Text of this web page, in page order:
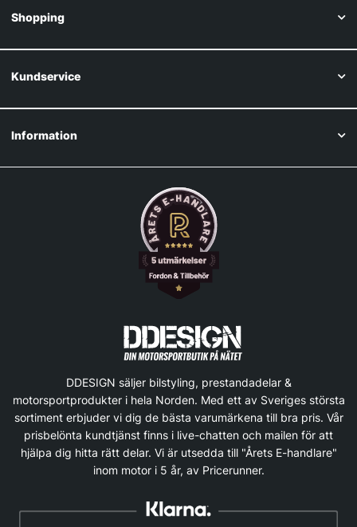
Shopping
Kundservice
Information
DDESIGN säljer bilstyling, prestandadelar &
motorsportprodukter i hela Norden. Med ett av Sveriges största
sortiment erbjuder vi dig de bästa varumärkena till bra pris. Vår
prisbelönta kundtjänst finns i live-chatten och mailen för att
hjälpa dig hitta rätt delar. Vi är utsedda till "Årets E-handlare"
inom motor i 5 år, av Pricerunner.